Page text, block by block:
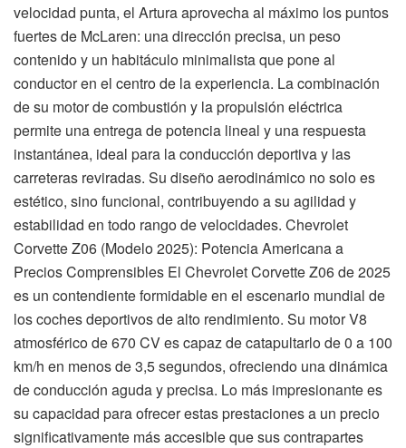
velocidad punta, el Artura aprovecha al máximo los puntos
fuertes de McLaren: una dirección precisa, un peso
contenido y un habitáculo minimalista que pone al
conductor en el centro de la experiencia. La combinación
de su motor de combustión y la propulsión eléctrica
permite una entrega de potencia lineal y una respuesta
instantánea, ideal para la conducción deportiva y las
carreteras reviradas. Su diseño aerodinámico no solo es
estético, sino funcional, contribuyendo a su agilidad y
estabilidad en todo rango de velocidades. Chevrolet
Corvette Z06 (Modelo 2025): Potencia Americana a
Precios Comprensibles El Chevrolet Corvette Z06 de 2025
es un contendiente formidable en el escenario mundial de
los coches deportivos de alto rendimiento. Su motor V8
atmosférico de 670 CV es capaz de catapultarlo de 0 a 100
km/h en menos de 3,5 segundos, ofreciendo una dinámica
de conducción aguda y precisa. Lo más impresionante es
su capacidad para ofrecer estas prestaciones a un precio
significativamente más accesible que sus contrapartes